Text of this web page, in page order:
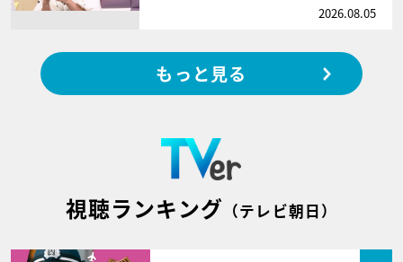
2026.08.05
もっと見る
視聴ランキング （テレビ朝日）